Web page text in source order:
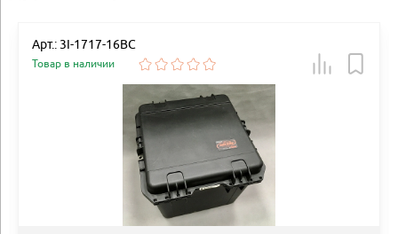
Арт.: 3I-1717-16BC
Товар в наличии